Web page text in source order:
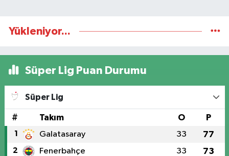
Yükleniyor...
Süper Lig Puan Durumu
Süper Lig
# Takım O P
1 Galatasaray 33 77
2 Fenerbahçe 33 73